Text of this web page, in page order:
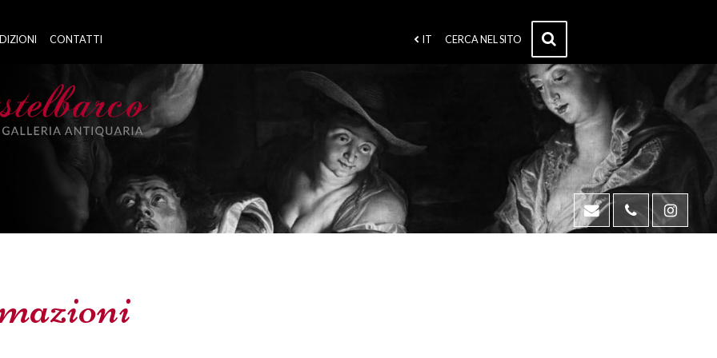
IT CERCA NEL SITO
CONTATTI